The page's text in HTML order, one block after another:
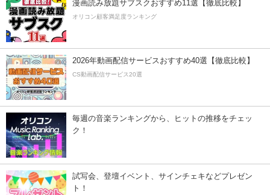
漫画読み放題サブスクおすすめ11選【徹底比較】
オリコン顧客満足度ランキング
2026年動画配信サービスおすすめ40選【徹底比較】
CS動画配信サービス20選
毎週の音楽ランキングから、ヒットの推移をチェッ
ク！
試写会、登壇イベント、サインチェキなどプレゼン
ト！